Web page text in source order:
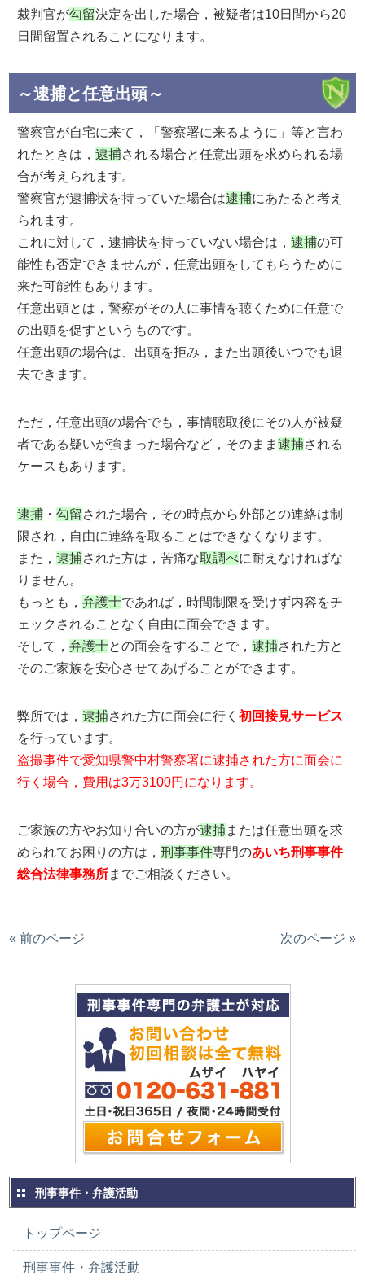
裁判官が勾留決定を出した場合，被疑者は10日間から20
日間留置されることになります。
～逮捕と任意出頭～
警察官が自宅に来て，「警察署に来るように」等と言わ
れたときは，逮捕される場合と任意出頭を求められる場
合が考えられます。
警察官が逮捕状を持っていた場合は逮捕にあたると考え
られます。
これに対して，逮捕状を持っていない場合は，逮捕の可
能性も否定できませんが，任意出頭をしてもらうために
来た可能性もあります。
任意出頭とは，警察がその人に事情を聴くために任意で
の出頭を促すというものです。
任意出頭の場合は、出頭を拒み，また出頭後いつでも退
去できます。
ただ，任意出頭の場合でも，事情聴取後にその人が被疑
者である疑いが強まった場合など，そのまま逮捕される
ケースもあります。
逮捕 ・勾留 された場合，その時点から外部との連絡は制
限され，自由に連絡を取ることはできなくなります。
また，逮捕された方は，苦痛な取調べに耐えなければな
りません。
もっとも，弁護士であれば，時間制限を受けず内容をチ
ェックされることなく自由に面会できます。
そして，弁護士との面会をすることで，逮捕された方と
そのご家族を安心させてあげることができます。
弊所では，逮捕された方に面会に行く初回接見サービス
を行っています。
盗撮事件で愛知県警中村警察署に逮捕された方に面会に
行く場合，費用は3万3100円になります。
ご家族の方やお知り合いの方が逮捕または任意出頭を求
められてお困りの方は，刑事事件専門のあいち刑事事件
総合法律事務所までご相談ください。
« 前のページ 次のページ »
刑事事件・弁護活動
トップページ
刑事事件・弁護活動